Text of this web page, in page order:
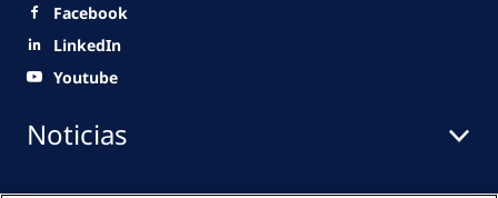
Noticias
Facebook
LinkedIn
Youtube